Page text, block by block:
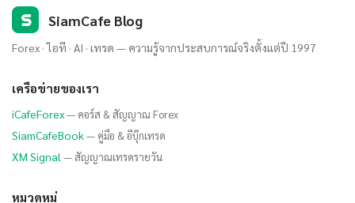
S SiamCafe Blog
Forex · ไอที · AI · เทรด — ความรู้จากประสบการณ์จริงตั้งแต่ปี 1997
เครือข่ายของเรา
iCafeForex— คอร์ส & สัญญาณ Forex
SiamCafeBook— คู่มือ & อีบุ๊กเทรด
XM Signal — สัญญาณเทรดรายวัน
หมวดหมู่